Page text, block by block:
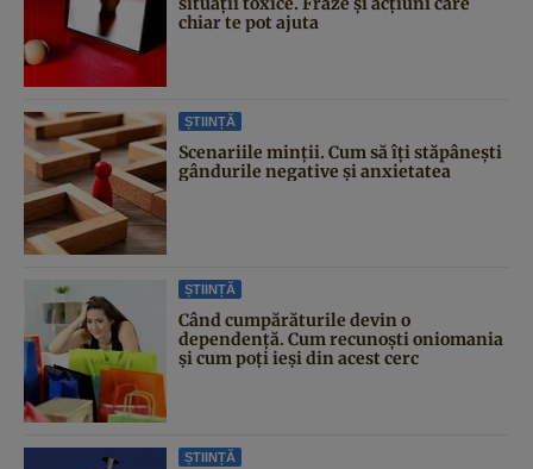
chiar te pot ajuta
ȘTIINȚĂ
Scenariile minții. Cum să îți stăpânești
gândurile negative și anxietatea
ȘTIINȚĂ
Când cumpărăturile devin o
dependență. Cum recunoști oniomania
și cum poți ieși din acest cerc
ȘTIINȚĂ